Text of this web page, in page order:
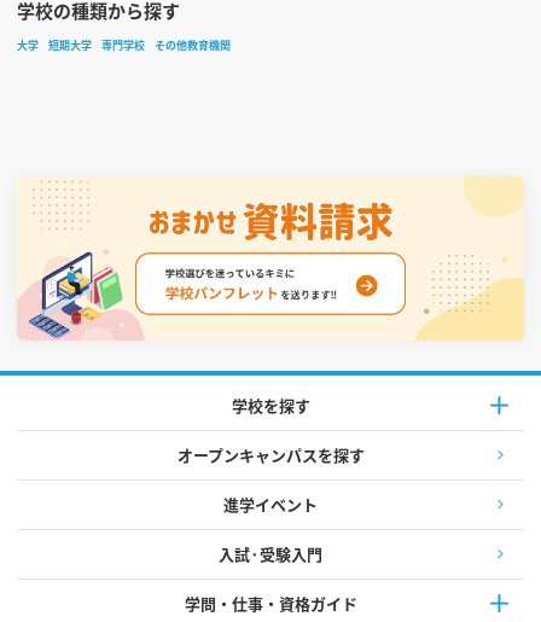
学校の種類から探す
大学 短期大学 専門学校 その他教育機関
学校を探す
オープンキャンパスを探す
進学イベント
入試·受験入門
学問・仕事・資格ガイド